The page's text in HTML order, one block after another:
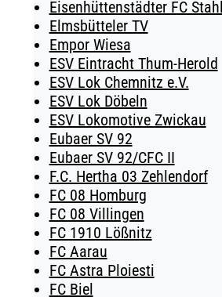
Eisenhüttenstädter FC Stahl
Elmsbütteler TV
Empor Wiesa
ESV Eintracht Thum-Herold
ESV Lok Chemnitz e.V.
ESV Lok Döbeln
ESV Lokomotive Zwickau
Eubaer SV 92
Eubaer SV 92/CFC II
F.C. Hertha 03 Zehlendorf
FC 08 Homburg
FC 08 Villingen
FC 1910 Lößnitz
FC Aarau
FC Astra Ploiesti
FC Biel